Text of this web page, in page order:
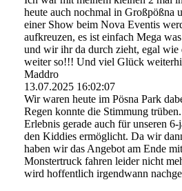
heute auch nochmal in Großpößna
einer Show beim Nova Eventis
aufkreuzen, es ist einfach Mega
und wir ihr da durch zieht, egal wie
weiter so!!! Und viel Glück
Maddro
13.07.2025 16:02:07
Wir waren heute im Pösna Park
Regen konnte die Stimmung
Erlebnis gerade auch für unseren
den Kiddies ermöglicht. Da wir
haben wir das Angebot am Ende
Monstertruck fahren leider nicht
wird hoffentlich irgendwann